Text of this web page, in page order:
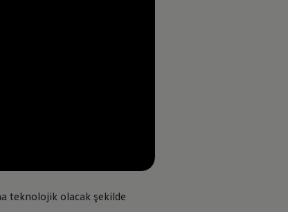
Remaining time, --:--
teknolojik olacak şekilde